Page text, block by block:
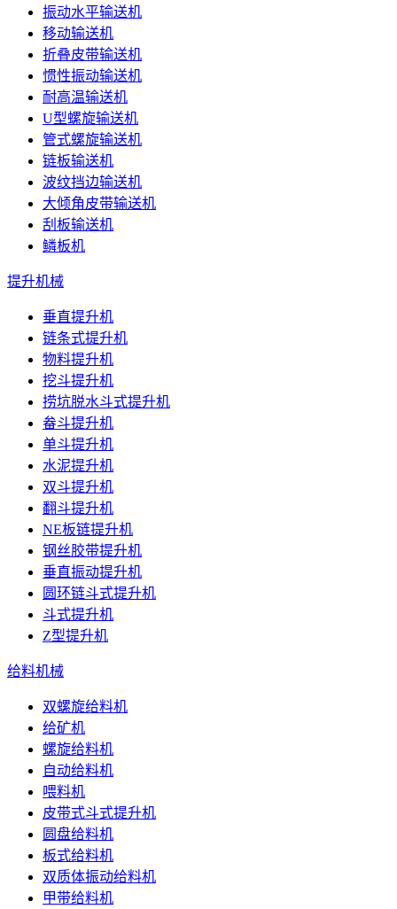
振动水平输送机
移动输送机
折叠皮带输送机
惯性振动输送机
耐高温输送机
U型螺旋输送机
管式螺旋输送机
链板输送机
波纹挡边输送机
大倾角皮带输送机
刮板输送机
鳞板机
提升机械
垂直提升机
链条式提升机
物料提升机
挖斗提升机
捞坑脱水斗式提升机
畚斗提升机
单斗提升机
水泥提升机
双斗提升机
翻斗提升机
NE板链提升机
钢丝胶带提升机
垂直振动提升机
圆环链斗式提升机
斗式提升机
Z型提升机
给料机械
双螺旋给料机
给矿机
螺旋给料机
自动给料机
喂料机
皮带式斗式提升机
圆盘给料机
板式给料机
双质体振动给料机
甲带给料机